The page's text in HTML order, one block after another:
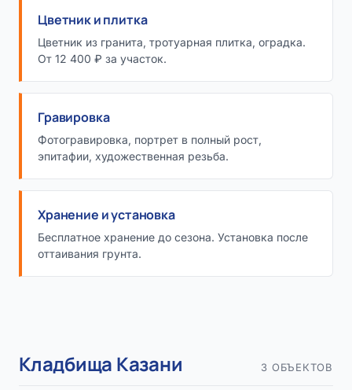
Цветник и плитка
Цветник из гранита, тротуарная плитка, оградка.
От 12 400 ₽ за участок.
Гравировка
Фотогравировка, портрет в полный рост,
эпитафии, художественная резьба.
Хранение и установка
Бесплатное хранение до сезона. Установка после
оттаивания грунта.
Кладбища Казани 3 ОБЪЕКТОВ